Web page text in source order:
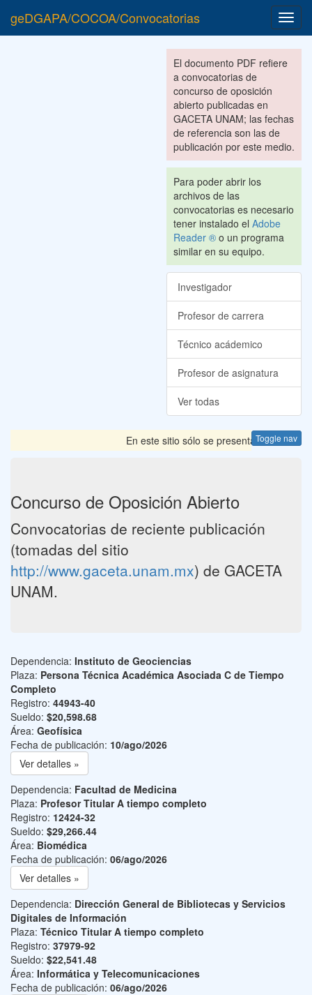
geDGAPA/COCOA/Convocatorias
El documento PDF refiere
a convocatorias de
concurso de oposición
abierto publicadas en
GACETA UNAM; las fechas
de referencia son las de
publicación por este medio.
Para poder abrir los
archivos de las
convocatorias es necesario
tener instalado el Adobe
Reader ® o un programa
similar en su equipo.
Investigador
Profesor de carrera
Técnico acádemico
Profesor de asignatura
Ver todas
Toggle nav
En este sitio sólo se presentan las
Concurso de Oposición Abierto
Convocatorias de reciente publicación
(tomadas del sitio
http://www.gaceta.unam.mx) de GACETA
UNAM.
Dependencia: Instituto de Geociencias
Plaza: Persona Técnica Académica Asociada C de Tiempo
Completo
Registro: 44943-40
Sueldo: $20,598.68
Área: Geofísica
Fecha de publicación: 10/ago/2026
Ver detalles »
Dependencia: Facultad de Medicina
Plaza: Profesor Titular A tiempo completo
Registro: 12424-32
Sueldo: $29,266.44
Área: Biomédica
Fecha de publicación: 06/ago/2026
Ver detalles »
Dependencia: Dirección General de Bibliotecas y Servicios
Digitales de Información
Plaza: Técnico Titular A tiempo completo
Registro: 37979-92
Sueldo: $22,541.48
Área: Informática y Telecomunicaciones
Fecha de publicación: 06/ago/2026